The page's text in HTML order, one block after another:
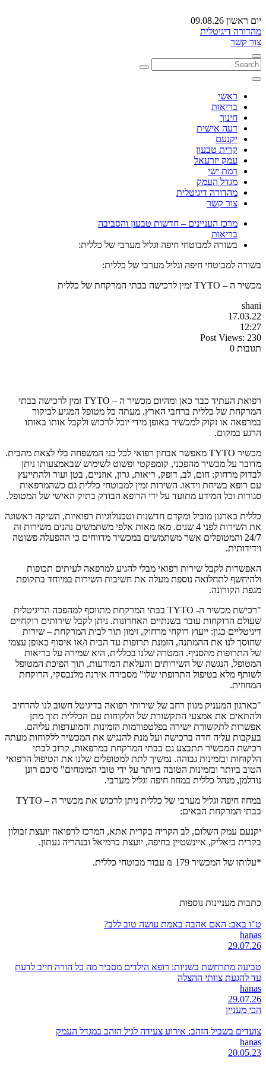
יום ראשון 09.08.26
מהדורה דיגיטלית
צור קשר
ראשי
בריאות
חינוך
דעה אישית
יקנעם
קרית טבעון
עמק יזרעאל
רמת ישי
מגדל העמק
מהדורה דיגיטלית
צור קשר
מרכז העניינים – חדשות טבעון והסביבה
בריאות
בשורה למבוטחי חיפה וגליל מערבי של כללית:
בשורה למבוטחי חיפה וגליל מערבי של כללית:
מכשיר ה – TYTO זמין לרכישה בבתי המרקחת של כללית
shani
17.03.22
12:27
Post Views: 230
תגובות 0
רפואת העתיד כבר כאן ומהיום מכשיר ה – TYTO זמין לרכישה בבתי
המרקחת של כללית ברחבי הארץ. מעתה כל מטופל המגיע לביקור
במרפאה או זקוק למכשיר באופן מידי יוכל לרכוש ולקבל אותו באותו
הרגע במקום.
מכשיר TYTO מאפשר אבחון רפואי לכל בני המשפחה בלי לצאת מהבית.
מדובר על מכשיר מהפכני, קומפקטי ופשוט לשימוש שבאמצעותו ניתן
לבדוק מרחוק: חום, לב, דופק, ריאות, גרון, אוזניים, בטן ועור ולהתייעץ
עם רופא בשיחת וידאו. השירות זמין למבוטחי כללית גם כשהמרפאות
סגורות וכל המידע מתועד על ידי הרופא הבודק בתיק האישי של המטופל.
כללית כארגון מוביל ומקדם חדשנות וטכנולוגיות רפואיות, השיקה ראשונה
את השירות לפני 4 שנים. מאז מאות אלפי משתמשים נהנים משירות זה
24/7 והמטופלים אשר משתמשים במכשיר מדווחים כי ההפעלה פשוטה
וידידותית.
האפשרות לקבל שירות רפואי מבלי להגיע למרפאה לעיתים תכופות
ולהיחשף לתחלואה נוספת מעלה את חשיבות השירות במיוחד בתקופת
מגפת הקורונה.
"רכישת מכשיר ה- TYTO בבתי המרקחת מתווסף למהפכה הדיגיטלית
שעולם הרוקחות עובר בשנתיים האחרונות. ניתן לקבל שירותים רוקחיים
דיגיטליים כגון: ייעוץ רוקחי מרחוק, זימון תור לבית המרקחת – שירות
שחוסך לנו את ההמתנה, הזמנת תרופות עד הבית ו/או איסוף באופן עצמי
של התרופות מהסניף. המטרה שלנו בכללית, היא שמירה על בריאות
המטופל, הנגשה של השירותים והעלאת המודעות, תוך הפיכת המטופל
לשותף מלא בטיפול התרופתי שלו" מסבירה אירנה מלנבסקי, הרוקחת
המחוזית.
"כארגון המעניק מגוון רחב של שירותי רפואה בדיגיטל חשוב לנו להרחיב
ולהתאים את אמצעי התקשורת של הלקוחות עם הכללית תוך מתן
אפשרות לתקשורת ישירה בפלטפורמות הזמינות והמועדפות עליהם.
בעקבות עליה חדה ברכישה ועל מנת להנגיש את המכשיר ללקוחות מעתה
רכישת המכשיר תתבצע גם בבתי המרקחת במרפאות, קרוב לבתי
הלקוחות ובזמינות גבוהה. נמשיך לתת למטופלים שלנו את הטיפול הרפואי
הטוב ביותר ובזמינות הטובה ביותר על ידי טובי המומחים" סיכם רונן
נודלמן, מנהל כללית במחוז חיפה וגליל מערבי.
במחוז חיפה וגליל מערבי של כללית ניתן לרכוש את מכשיר ה – TYTO
בבתי המרקחת הבאים:
יקנעם עמק השלום, לב הקריה בקרית אתא, המרכז לרפואה יועצת זבולון
בקרית ביאליק, איינשטיין בחיפה, יועצת כרמיאל ובנהריה געתון.
*עלותו של המכשיר 179 ₪ עבור מבוטחי כללית.
כתבות מעניינות נוספות
ט"ו באב: האם אהבה באמת עושה טוב ללב?
hanas
29.07.26
טביעה מתרחשת בשניות: רופא הילדים מסביר מה כל הורה חייב לדעת
עד להגעת צוותי ההצלה
hanas
29.07.26
הכי מעניין
צועדים בשביל הזהב: אירוע צעידה לגיל הזהב במגדל העמק
hanas
20.05.23